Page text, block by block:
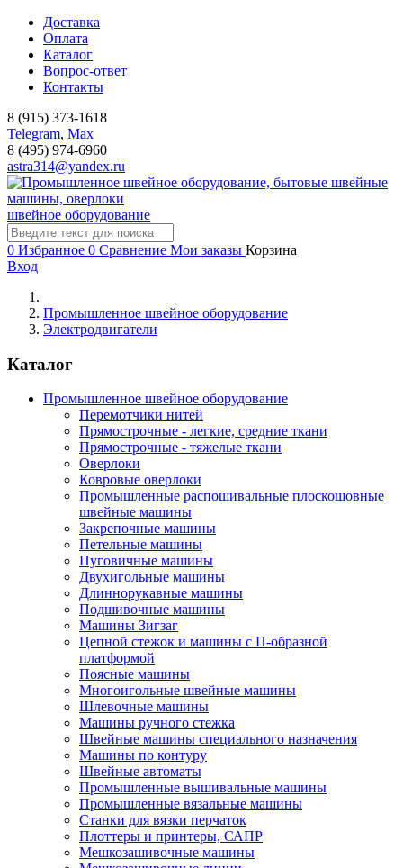
Доставка
Оплата
Каталог
Вопрос-ответ
Контакты
8 (915) 373-1618
Telegram, Мах
8 (495) 974-6960
astra314@yandex.ru
швейное оборудование
0 Избранное 0 Сравнение Мои заказы Корзина
Вход
Промышленное швейное оборудование
Электродвигатели
Каталог
Промышленное швейное оборудование
Перемотчики нитей
Прямострочные - легкие, средние ткани
Прямострочные - тяжелые ткани
Оверлоки
Ковровые оверлоки
Промышленные распошивальные плоскошовные
швейные машины
Закрепочные машины
Петельные машины
Пуговичные машины
Двухигольные машины
Длиннорукавные машины
Подшивочные машины
Машины Зигзаг
Цепной стежок и машины с П-образной
платформой
Поясные машины
Многоигольные швейные машины
Шлевочные машины
Машины ручного стежка
Швейные машины специального назначения
Машины по контуру
Швейные автоматы
Промышленные вышивальные машины
Промышленные вязальные машины
Станки для вязки перчаток
Плоттеры и принтеры, САПР
Мешкозашивочные машины